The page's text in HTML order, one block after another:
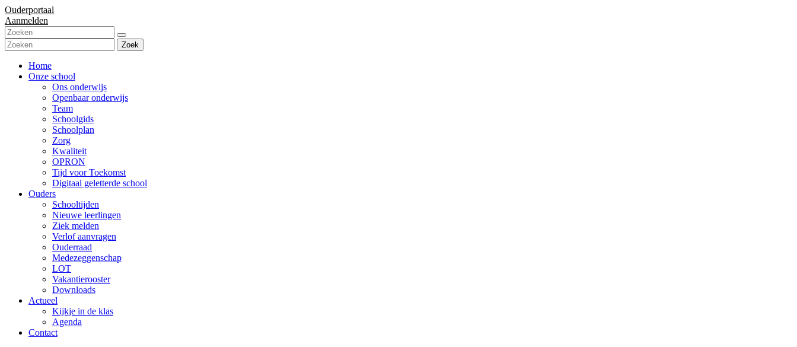
Ouderportaal
Aanmelden
Zoek
Home
Onze school
Ons onderwijs
Openbaar onderwijs
Team
Schoolgids
Schoolplan
Zorg
Kwaliteit
OPRON
Tijd voor Toekomst
Digitaal geletterde school
Ouders
Schooltijden
Nieuwe leerlingen
Ziek melden
Verlof aanvragen
Ouderraad
Medezeggenschap
LOT
Vakantierooster
Downloads
Actueel
Kijkje in de klas
Agenda
Contact